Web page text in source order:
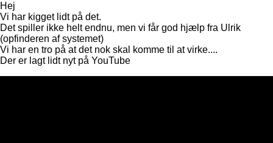
Hej
Vi har kigget lidt på det.
Det spiller ikke helt endnu, men vi får god hjælp fra Ulrik
(opfinderen af systemet)
Vi har en tro på at det nok skal komme til at virke....
Der er lagt lidt nyt på YouTube